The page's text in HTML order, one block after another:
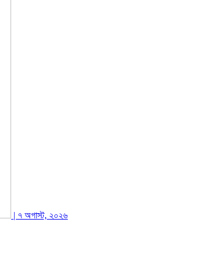
| ৭ অগাস্ট, ২০২৬